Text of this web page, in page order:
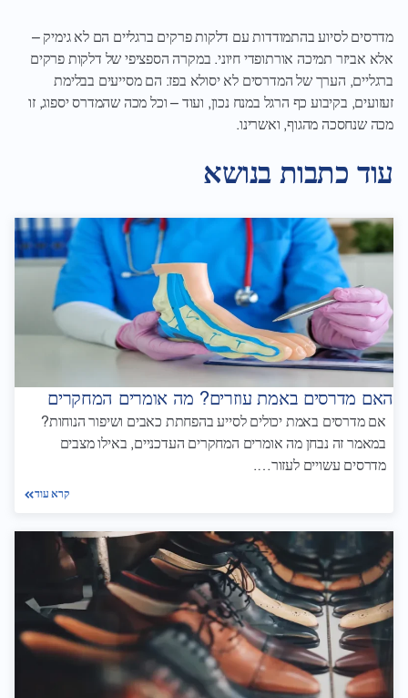
מדרסים לסיוע בהתמודדות עם דלקות פרקים ברגליים הם לא גימיק –
אלא אביזר תמיכה אורתופדי חיוני. במקרה הספציפי של דלקות פרקים
ברגליים, הערך של המדרסים לא יסולא בפז: הם מסייעים בבלימת
זעזועים, בקיבוע כף הרגל במנח נכון, ועוד – וכל מכה שהמדרס יספוג, זו
מכה שנחסכה מהגוף, ואשרינו.
עוד כתבות בנושא
האם מדרסים באמת עוזרים? מה אומרים המחקרים
אם מדרסים באמת יכולים לסייע בהפחתת כאבים ושיפור הנוחות?
במאמר זה נבחן מה אומרים המחקרים העדכניים, באילו מצבים
מדרסים עשויים לעזור….
קרא עוד